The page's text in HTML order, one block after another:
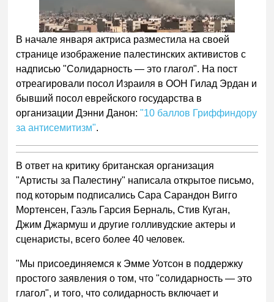
В начале января актриса разместила на своей
странице изображение палестинских активистов с
надписью "Солидарность — это глагол". На пост
отреагировали посол Израиля в ООН Гилад Эрдан и
бывший посол еврейского государства в
организации Дэнни Данон:"10 баллов Гриффиндору
за антисемитизм".
В ответ на критику британская организация
"Артисты за Палестину" написала открытое письмо,
под которым подписались Сара Сарандон Вигго
Мортенсен, Гаэль Гарсия Берналь, Стив Куган,
Джим Джармуш и другие голливудские актеры и
сценаристы, всего более 40 человек.
"Мы присоединяемся к Эмме Уотсон в поддержку
простого заявления о том, что "солидарность — это
глагол", и того, что солидарность включает и